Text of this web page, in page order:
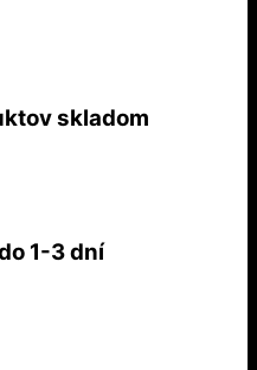
skladom
1-3 dní